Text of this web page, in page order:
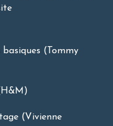
(Tommy
(Vivienne